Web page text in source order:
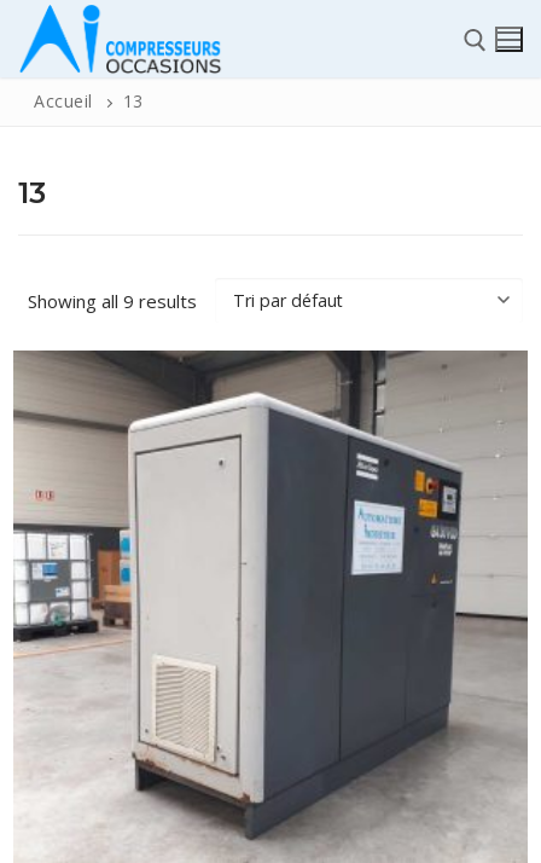
ACCUEIL
Pièces détachées
Automatisme Industrie
STOCK
VOUS ACHETEZ
VOUS VENDEZ
LOCATION
Accueil 13
13
Showing all 9 results